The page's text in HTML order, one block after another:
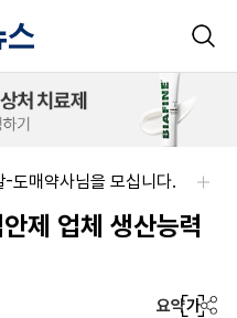
도매약사님을 모십니다.
제 업체 생산능력
요약가